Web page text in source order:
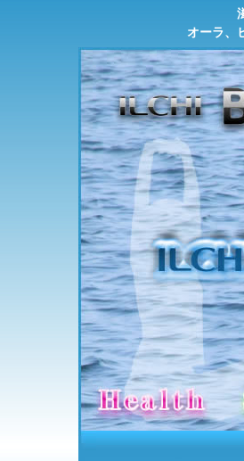
オーラ、